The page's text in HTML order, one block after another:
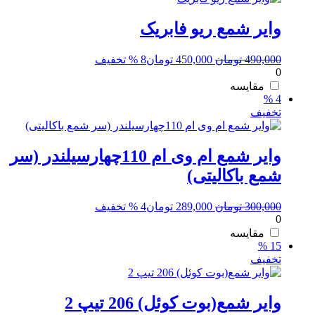
وایر شمع ریو فابریک
490,000 تومان قیمت
450,000 تومان8 % تخفیف
0
مقایسه
4 %
تخفیف
وایر شمع ام وی ام 110چهارسیلندر (سر
شمع باکالیتی)
300,000 تومان قیمت
289,000 تومان4 % تخفیف
0
مقایسه
15 %
تخفیف
وایر شمع(بوت کوئل) 206 تیپ 2